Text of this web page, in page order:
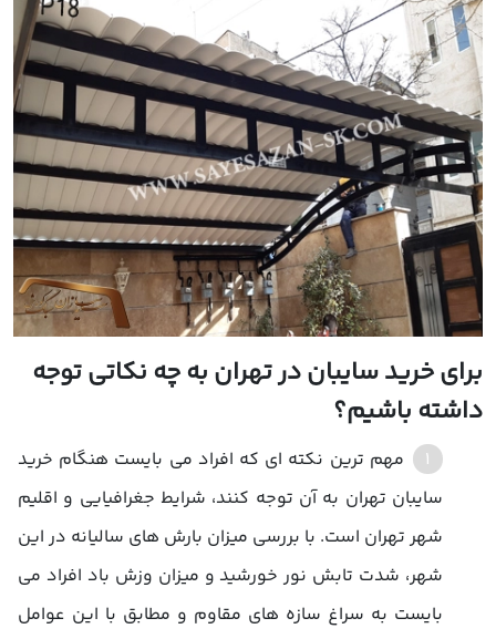
برای خرید سایبان در تهران به چه نکاتی توجه
داشته باشیم؟
مهم ترین نکته ای که افراد می بایست هنگام خرید
سایبان تهران به آن توجه کنند، شرایط جغرافیایی و اقلیم
شهر تهران است. با بررسی میزان بارش های سالیانه در این
شهر، شدت تابش نور خورشید و میزان وزش باد افراد می
بایست به سراغ سازه های مقاوم و مطابق با این عوامل